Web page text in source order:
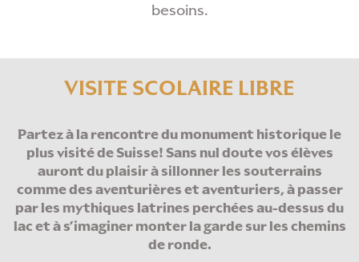
besoins.
VISITE SCOLAIRE LIBRE
Partez à la rencontre du monument historique le
plus visité de Suisse! Sans nul doute vos élèves
auront du plaisir à sillonner les souterrains
comme des aventurières et aventuriers, à passer
par les mythiques latrines perchées au-dessus du
lac et à s’imaginer monter la garde sur les chemins
de ronde.